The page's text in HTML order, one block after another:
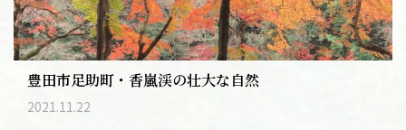
豊田市足助町・香嵐渓の壮大な自然
2021.11.22